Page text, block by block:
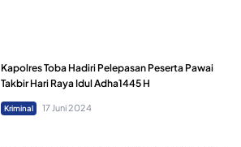
Kapolres Toba Hadiri Pelepasan Peserta Pawai
Takbir Hari Raya Idul Adha1445 H
Kriminal 17 Juni 2024